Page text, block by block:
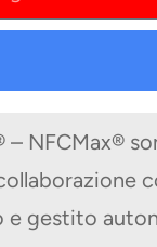
NFCMax®
e gestito